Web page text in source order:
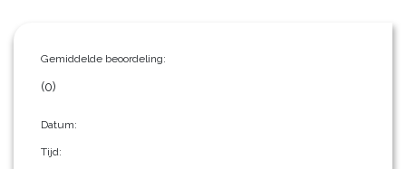
Gemiddelde beoordeling:
(0)
Datum:
Tijd: